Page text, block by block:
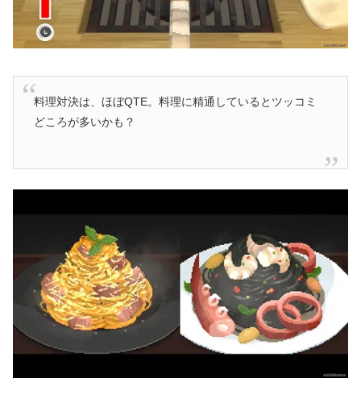
料理対決は、ほぼQTE。料理に精通しているとツッコミ
どころが多いかも？